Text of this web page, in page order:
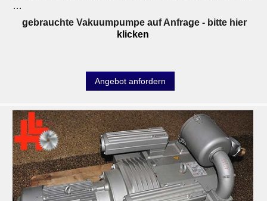
Service
English
…
gebrauchte Vakuumpumpe auf Anfrage- bitte hier
klicken
Angebot anfordern